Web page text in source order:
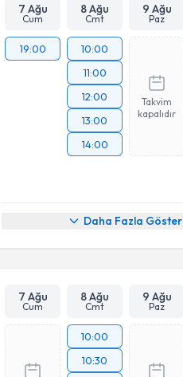
7 Ağu
Cum
8 Ağu
Cmt
9 Ağu
Paz
19:00
10:00
11:00
12:00
13:00
14:00
Takvim
kapalıdır
Daha Fazla Göster
7 Ağu
Cum
8 Ağu
Cmt
9 Ağu
Paz
10:00
10:30